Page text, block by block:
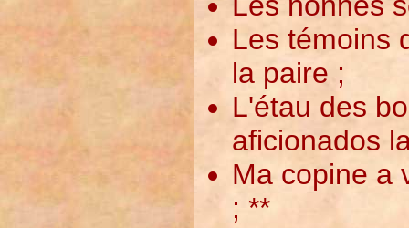
Les témoins
la paire ;
L'étau des
aficionados
Ma copine a
; **